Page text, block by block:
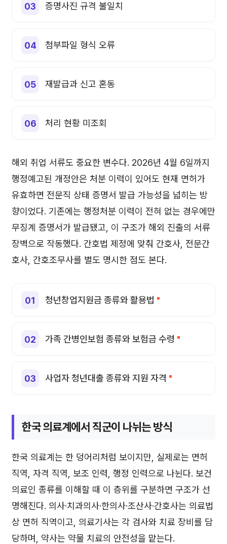
증명사진 규격 불일치
첨부파일 형식 오류
재발급과 신고 혼동
처리 현황 미조회
해외 취업 서류도 중요한 변수다. 2026년 4월 6일까지
행정예고된 개정안은 처분 이력이 있어도 현재 면허가
유효하면 전문직 상태 증명서 발급 가능성을 넓히는 방
향이었다. 기존에는 행정처분 이력이 전혀 없는 경우에만
무징계 증명서가 발급됐고, 이 구조가 해외 진출의 서류
장벽으로 작동했다. 간호법 제정에 맞춰 간호사, 전문간
호사, 간호조무사를 별도 명시한 점도 본다.
청년창업지원금 종류와 활용법
가족 간병인보험 종류와 보험금 수령
사업자 청년대출 종류와 지원 자격
한국 의료계에서 직군이 나뉘는 방식
한국 의료계는 한 덩어리처럼 보이지만, 실제로는 면허
직역, 자격 직역, 보조 인력, 행정 인력으로 나뉜다. 보건
의료인 종류를 이해할 때 이 층위를 구분하면 구조가 선
명해진다. 의사·치과의사·한의사·조산사·간호사는 의료법
상 면허 직역이고, 의료기사는 각 검사와 치료 장비를 담
당하며, 약사는 약물 치료의 안전성을 맡는다.